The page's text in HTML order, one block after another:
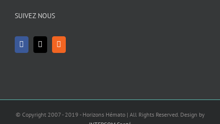
SUIVEZ NOUS
© Copyright 2007 - 2019 - Horizons Hémato | All Rights Reserved. Design by